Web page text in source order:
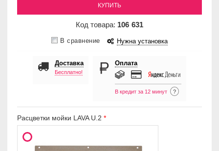
КУПИТЬ
Код товара: 106 631
В сравнение Нужна установка
Доставка
Бесплатно!
Оплата
В кредит за 12 минут ?
Расцветки мойки LAVA U.2